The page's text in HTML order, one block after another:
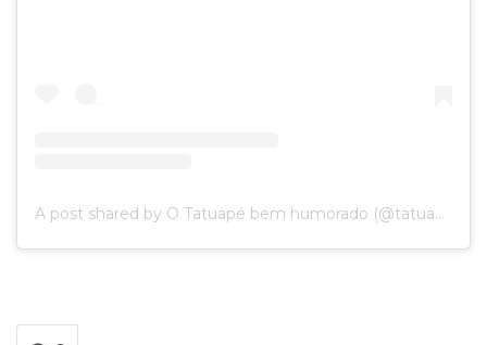
A post shared by O Tatuapé bem humorado (@tatuapedadepressao)